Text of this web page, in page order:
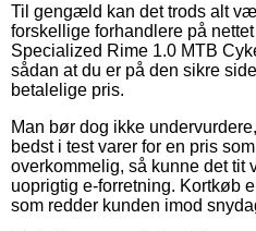
Til gengæld kan det trods alt
forskellige forhandlere på
Specialized Rime 1.0 MTB
sådan at du er på den sikre
betalelige pris.
Man bør dog ikke
bedst i test varer for en pris
overkommelig, så kunne det tit
uoprigtig e-forretning. Kortkøb
som redder kunden imod